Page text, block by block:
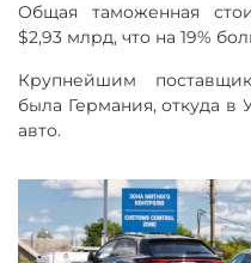
Общая таможенная
$2,93 млрд, что на 19%
Крупнейшим
была Германия, откуда в
авто.